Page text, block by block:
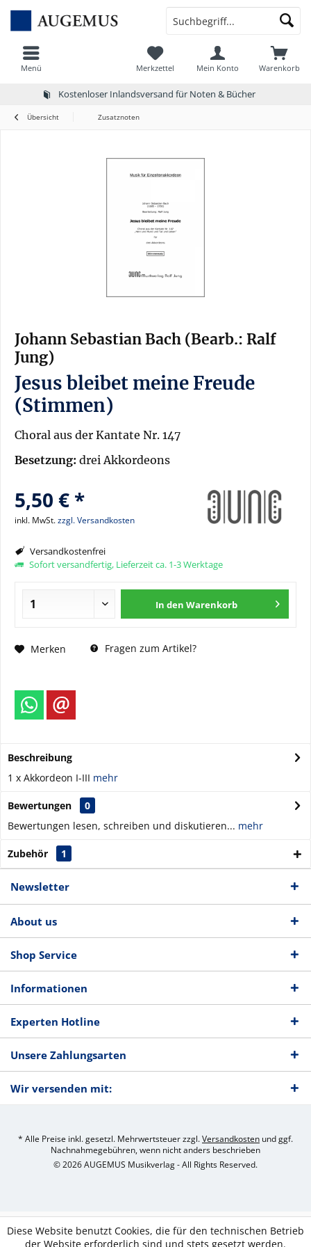
Kostenloser Inlandsversand für Noten & Bücher
Menü Warenkorb
Merkzettel Mein Konto
Übersicht Zusatznoten
Johann Sebastian Bach (Bearb.: Ralf
Jung)
Jesus bleibet meine Freude
(Stimmen)
Choral aus der Kantate Nr. 147
Besetzung: drei Akkordeons
5,50 € *
inkl. MwSt.zzgl. Versandkosten
Versandkostenfrei
Sofort versandfertig, Lieferzeit ca. 1-3 Werktage
In den Warenkorb
Merken Fragen zum Artikel?
Beschreibung
1 x Akkordeon I-III mehr
Bewertungen
0
Bewertungen lesen, schreiben und diskutieren... mehr
Zubehör 1
Newsletter
About us
Shop Service
Informationen
Experten Hotline
Unsere Zahlungsarten
Wir versenden mit:
* Alle Preise inkl. gesetzl. Mehrwertsteuer zzgl.Versandkosten und ggf.
Nachnahmegebühren, wenn nicht anders beschrieben
© 2026 AUGEMUS Musikverlag - All Rights Reserved.
Diese Website benutzt Cookies, die für den technischen Betrieb
der Website erforderlich sind und stets gesetzt werden.